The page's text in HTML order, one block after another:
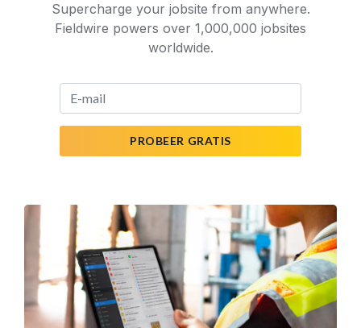
Supercharge your jobsite from anywhere.
Fieldwire powers over 1,000,000 jobsites
worldwide.
PROBEER GRATIS